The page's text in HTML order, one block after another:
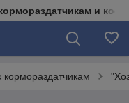
и
кормораздатчикам